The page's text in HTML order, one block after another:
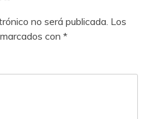
no será publicada. Los
con *